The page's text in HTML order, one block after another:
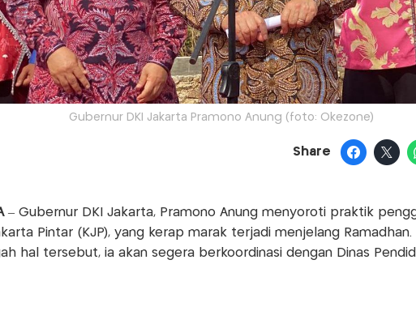
Gubernur DKI Jakarta Pramono Anung (foto: Okezone)
Share
– Gubernur DKI Jakarta, Pramono Anung menyoroti praktik
Pintar (KJP), yang kerap marak terjadi menjelang Ramadhan.
hal tersebut, ia akan segera berkoordinasi dengan Dinas